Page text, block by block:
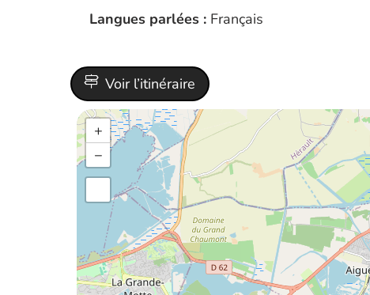
Langues parlées : Français
Voir l’itinéraire
+
−